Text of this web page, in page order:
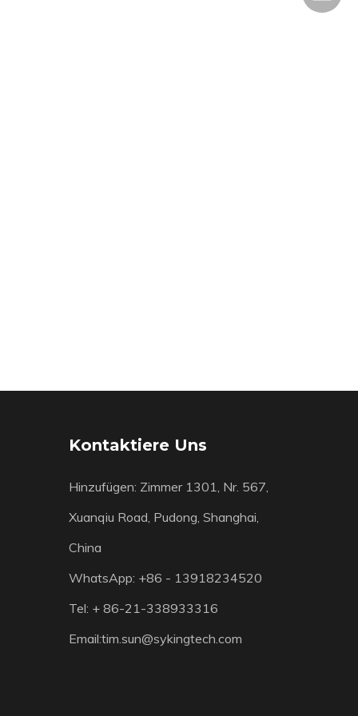
Kontaktiere Uns
Hinzufügen: Zimmer 1301, Nr. 567,
Xuanqiu Road, Pudong, Shanghai,
China
WhatsApp: +86 - 13918234520
Tel: + 86-21-338933316
Email:tim.sun@sykingtech.com